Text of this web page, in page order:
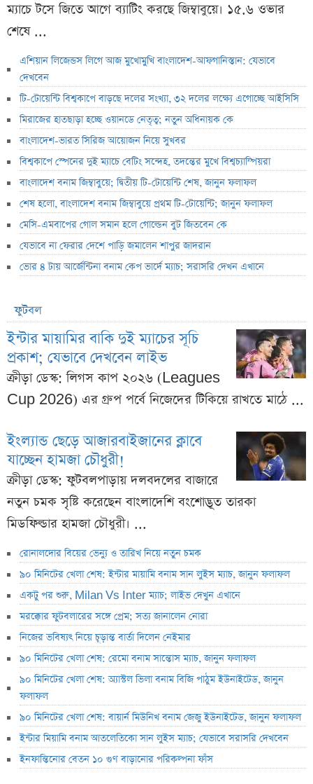
ম্যাচে টসে জিতে আগে ব্যাটিং করছে জিম্বাবুয়ে। ১৫.৬ ওভার
শেষে ...
এশিয়ান লিজেন্ডস লিগে আজ মুখোমুখি বাংলাদেশ-আফগানিস্তান: যেভাবে
দেখবেন
টি-টোয়েন্টি বিশ্বকাপে বাড়ছে দলের সংখ্যা, ৩২ দলের লক্ষ্যে এগোচ্ছে আইসিসি
মিরাজের হাতছাড়া হচ্ছে ওয়ানডে নেতৃত্ব; নতুন অধিনায়ক কে
বাংলাদেশ-ভারত সিরিজ আয়োজন নিয়ে সুখবর
বিশ্বকাপে স্পেনের দুই ম্যাচে বেটিং সন্দেহ, তদন্তের মুখে বিশ্বচ্যাম্পিয়রা
বাংলাদেশ বনাম জিম্বাবুয়ে; দ্বিতীয় টি-টোয়েন্টি শেষ, জানুন ফলাফল
শেষ হলো, বাংলাদেশ বনাম জিম্বাবুয়ে প্রথম টি-টোয়েন্টি; জানুন ফলাফল
মেসি-এমবাপের গোল সমান হলে গোল্ডেন বুট জিতবেন কে
যেভাবে না ফেরার দেশে পাড়ি জমালেন শাপুর জাদরান
ভোর ৪ টায় আর্জেন্টিনা বনাম কেপ ভার্দে ম্যাচ; সরাসরি দেখন এখানে
ফুটবল
ইন্টার মায়ামির বাকি দুই ম্যাচের সূচি
প্রকাশ; যেভাবে দেখবেন লাইভ
ক্রীড়া ডেস্ক: লিগস কাপ ২০২৬ (Leagues
Cup 2026) এর গ্রুপ পর্বে নিজেদের টিকিয়ে রাখতে মাঠে ...
ইংল্যান্ড ছেড়ে আজারবাইজানের ক্লাবে
যাচ্ছেন হামজা চৌধুরী!
ক্রীড়া ডেস্ক: ফুটবলপাড়ায় দলবদলের বাজারে
নতুন চমক সৃষ্টি করেছেন বাংলাদেশি বংশোদ্ভূত তারকা
মিডফিল্ডার হামজা চৌধুরী। ...
রোনালদোর বিয়ের ভেন্যু ও তারিখ নিয়ে নতুন চমক
৯০ মিনিটের খেলা শেষ: ইন্টার মায়ামি বনাম সান লুইস ম্যাচ, জানুন ফলাফল
একটু পর শুরু, Milan Vs Inter ম্যাচ; লাইভ দেখুন এখানে
মরক্কোর ফুটবলারের সঙ্গে প্রেম; সত্য জানালেন নোরা
নিজের ভবিষ্যৎ নিয়ে চূড়ান্ত বার্তা দিলেন নেইমার
৯০ মিনিটের খেলা শেষ: রেমো বনাম সান্তোস ম্যাচ, জানুন ফলাফল
৯০ মিনিটের খেলা শেষ: অ্যাস্টল ভিলা বনাম বিজি পাঠুম ইউনাইটেড, জানুন
ফলাফল
৯০ মিনিটের খেলা শেষ: বায়ার্ন মিউনিখ বনাম জেজু ইউনাইটেড, জানুন ফলাফল
ইন্টার মিয়ামি বনাম আতলেতিকো সান লুইস ম্যাচ; যেভাবে সরাসরি দেখবেন
ইনফান্তিনোর বেতন ১০ গুণ বাড়ানোর পরিকল্পনা ফাঁস